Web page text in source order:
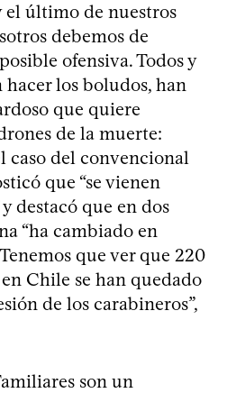
el último de nuestros
debemos de
ofensiva. Todos y
hacer los boludos, han
que quiere
de la muerte:
caso del convencional
que “se vienen
destacó que en dos
“ha cambiado en
que ver que 220
Chile se han quedado
de los carabineros”,
son un